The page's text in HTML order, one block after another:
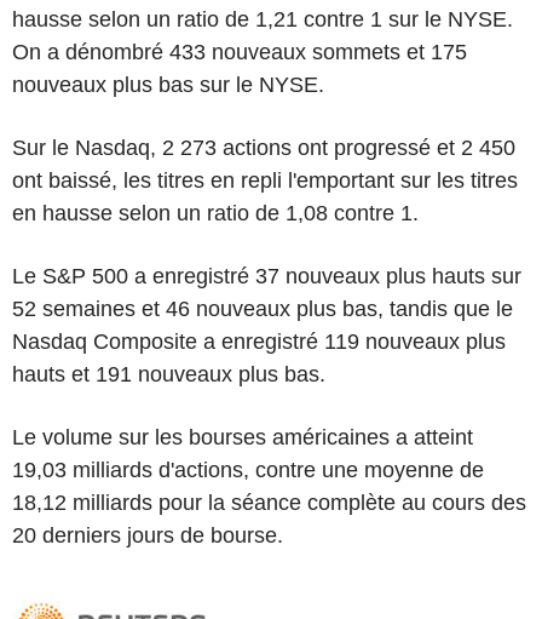
hausse selon un ratio de 1,21 contre 1 sur le NYSE.
On a dénombré 433 nouveaux sommets et 175
nouveaux plus bas sur le NYSE.
Sur le Nasdaq, 2 273 actions ont progressé et 2 450
ont baissé, les titres en repli l'emportant sur les titres
en hausse selon un ratio de 1,08 contre 1.
Le S&P 500 a enregistré 37 nouveaux plus hauts sur
52 semaines et 46 nouveaux plus bas, tandis que le
Nasdaq Composite a enregistré 119 nouveaux plus
hauts et 191 nouveaux plus bas.
Le volume sur les bourses américaines a atteint
19,03 milliards d'actions, contre une moyenne de
18,12 milliards pour la séance complète au cours des
20 derniers jours de bourse.